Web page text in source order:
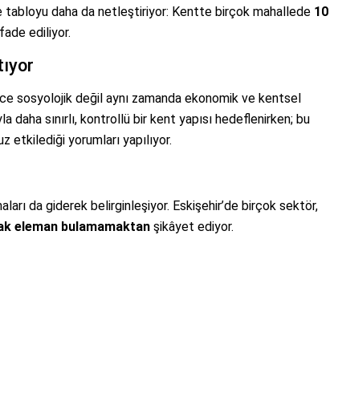
tabloyu daha da netleştiriyor: Kentte birçok mahallede 10
ediliyor.
sosyolojik değil aynı zamanda ekonomik ve kentsel
daha sınırlı, kontrollü bir kent yapısı hedeflenirken; bu
etkilediği yorumları yapılıyor.
da giderek belirginleşiyor. Eskişehir’de birçok sektör,
eleman bulamamaktan şikâyet ediyor.